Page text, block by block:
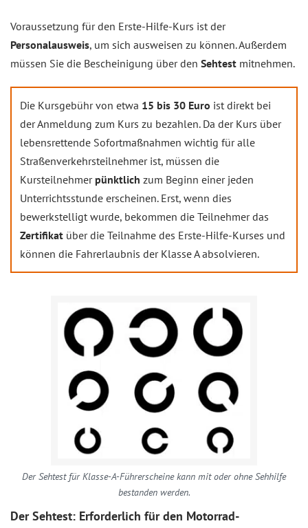
Voraussetzung für den Erste-Hilfe-Kurs ist der
Personalausweis, um sich ausweisen zu können. Außerdem
müssen Sie die Bescheinigung über den Sehtest mitnehmen.
Die Kursgebühr von etwa 15 bis 30 Euro ist direkt bei
der Anmeldung zum Kurs zu bezahlen. Da der Kurs über
lebensrettende Sofortmaßnahmen wichtig für alle
Straßenverkehrsteilnehmer ist, müssen die
Kursteilnehmer pünktlich zum Beginn einer jeden
Unterrichtsstunde erscheinen. Erst, wenn dies
bewerkstelligt wurde, bekommen die Teilnehmer das
Zertifikat über die Teilnahme des Erste-Hilfe-Kurses und
können die Fahrerlaubnis der Klasse A absolvieren.
Der Sehtest für Klasse-A-Führerscheine kann mit oder ohne Sehhilfe
bestanden werden.
Der Sehtest: Erforderlich für den Motorrad-